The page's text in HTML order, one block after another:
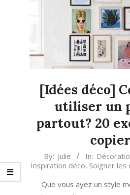
[Idées déco]
utiliser un
partout? 20
copier
2023-
01-
By: Julie In:
Inspiration déco, Soigner les
Que vous ayez un style